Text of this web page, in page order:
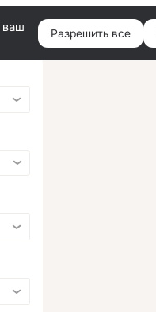
ваш
Разрешить все